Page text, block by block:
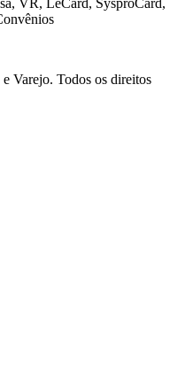
Varejo. Todos os direitos